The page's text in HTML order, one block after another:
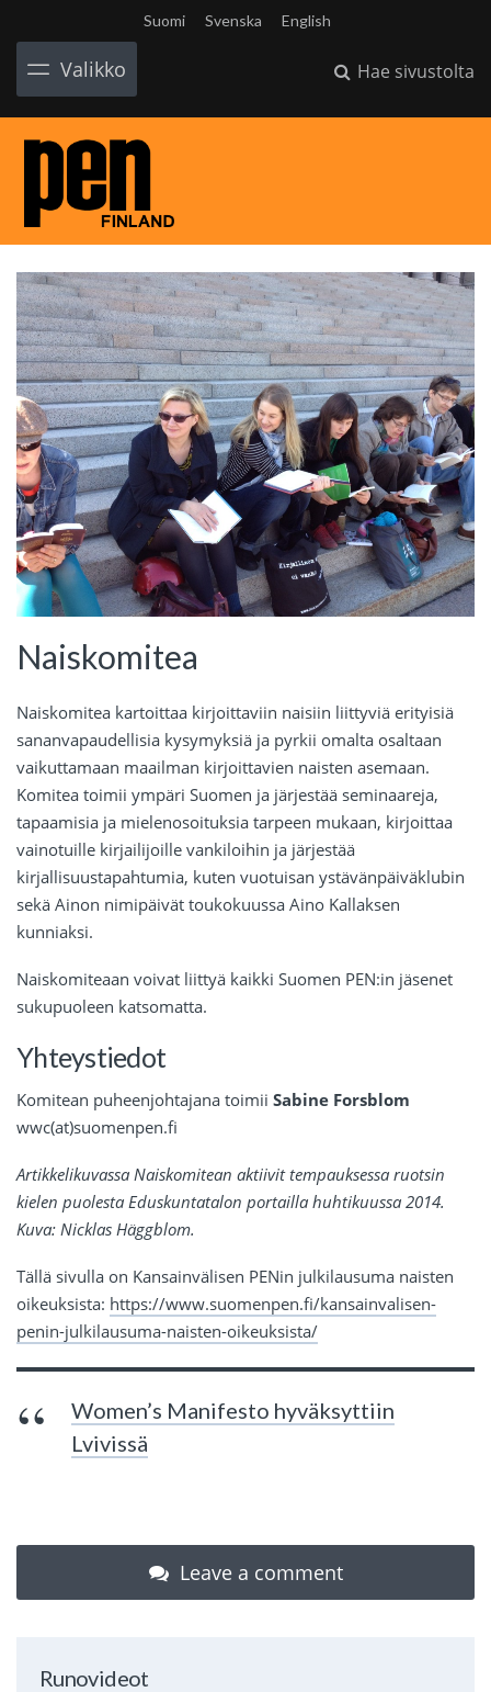
Suomi Svenska English
Valikko Hae sivustolta
Naiskomitea
Naiskomitea kartoittaa kirjoittaviin naisiin liittyviä erityisiä
sananvapaudellisia kysymyksiä ja pyrkii omalta osaltaan
vaikuttamaan maailman kirjoittavien naisten asemaan.
Komitea toimii ympäri Suomen ja järjestää seminaareja,
tapaamisia ja mielenosoituksia tarpeen mukaan, kirjoittaa
vainotuille kirjailijoille vankiloihin ja järjestää
kirjallisuustapahtumia, kuten vuotuisan ystävänpäiväklubin
sekä Ainon nimipäivät toukokuussa Aino Kallaksen
kunniaksi.
Naiskomiteaan voivat liittyä kaikki Suomen PEN:in jäsenet
sukupuoleen katsomatta.
Yhteystiedot
Komitean puheenjohtajana toimii Sabine Forsblom
wwc(at)suomenpen.fi
Artikkelikuvassa Naiskomitean aktiivit tempauksessa ruotsin
kielen puolesta Eduskuntatalon portailla huhtikuussa 2014.
Kuva: Nicklas Häggblom.
Tällä sivulla on Kansainvälisen PENin julkilausuma naisten
oikeuksista: https://www.suomenpen.fi/kansainvalisen-
penin-julkilausuma-naisten-oikeuksista/
Women’s Manifesto hyväksyttiin
Lvivissä
Leave a comment
Runovideot